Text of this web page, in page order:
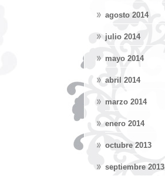
agosto 2014
julio 2014
mayo 2014
abril 2014
marzo 2014
enero 2014
octubre 2013
septiembre 2013